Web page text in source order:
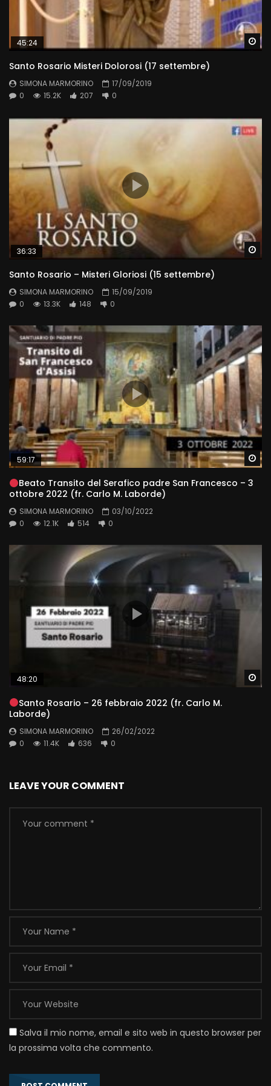
45:24
Santo Rosario Misteri Dolorosi (17 settembre)
SIMONA MARMORINO
17/09/2019
0
15.2K 207 0
36:33
Santo Rosario – Misteri Gloriosi (15 settembre)
SIMONA MARMORINO
15/09/2019
0
13.3K 148 0
59:17
Beato Transito del Serafico padre San Francesco – 3
ottobre 2022 (fr. Carlo M. Laborde)
SIMONA MARMORINO
03/10/2022
0
12.1K 514 0
48:20
Santo Rosario – 26 febbraio 2022 (fr. Carlo M.
Laborde)
SIMONA MARMORINO
26/02/2022
0
11.4K 636 0
LEAVE YOUR COMMENT
Salva il mio nome, email e sito web in questo browser per
la prossima volta che commento.